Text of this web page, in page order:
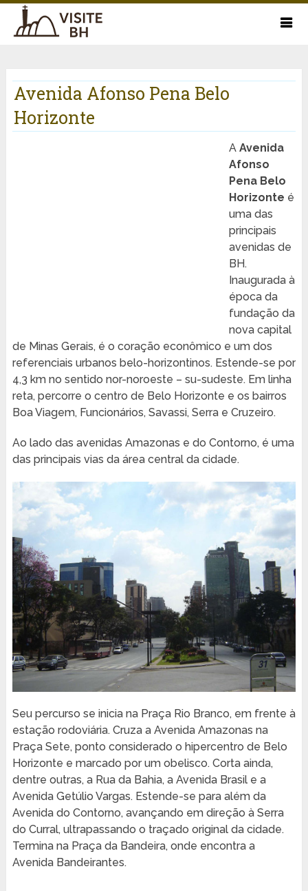
Avenida Afonso Pena Belo
Horizonte
A Avenida
Afonso
Pena Belo
Horizonte é
uma das
principais
avenidas de
BH.
Inaugurada à
época da
fundação da
nova capital
de Minas Gerais, é o coração econômico e um dos
referenciais urbanos belo-horizontinos. Estende-se por
4,3 km no sentido nor-noroeste – su-sudeste. Em linha
reta, percorre o centro de Belo Horizonte e os bairros
Boa Viagem, Funcionários, Savassi, Serra e Cruzeiro.
Ao lado das avenidas Amazonas e do Contorno, é uma
das principais vias da área central da cidade.
Seu percurso se inicia na Praça Rio Branco, em frente à
estação rodoviária. Cruza a Avenida Amazonas na
Praça Sete, ponto considerado o hipercentro de Belo
Horizonte e marcado por um obelisco. Corta ainda,
dentre outras, a Rua da Bahia, a Avenida Brasil e a
Avenida Getúlio Vargas. Estende-se para além da
Avenida do Contorno, avançando em direção à Serra
do Curral, ultrapassando o traçado original da cidade.
Termina na Praça da Bandeira, onde encontra a
Avenida Bandeirantes.